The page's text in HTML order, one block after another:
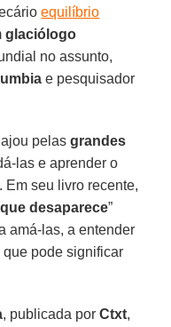
equilíbrio
glaciólogo
no assunto,
e pesquisador
pelasgrandes
las e aprender o
Em seu livro recente,
desaparece”
amá-las, a entender
pode significar
, publicada porCtxt,